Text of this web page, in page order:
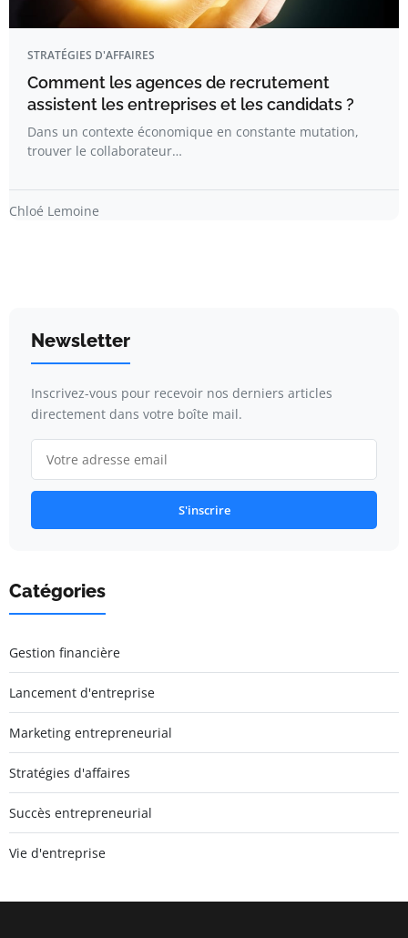
STRATÉGIES D'AFFAIRES
Comment les agences de recrutement
assistent les entreprises et les candidats ?
Dans un contexte économique en constante mutation,
trouver le collaborateur…
Chloé Lemoine
Newsletter
Inscrivez-vous pour recevoir nos derniers articles
directement dans votre boîte mail.
S'inscrire
Catégories
Gestion financière
Lancement d'entreprise
Marketing entrepreneurial
Stratégies d'affaires
Succès entrepreneurial
Vie d'entreprise